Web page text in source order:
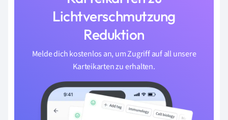
Lichtverschmutzung
Reduktion
Melde dich kostenlos an, um Zugriff auf all unsere
Karteikarten zu erhalten.